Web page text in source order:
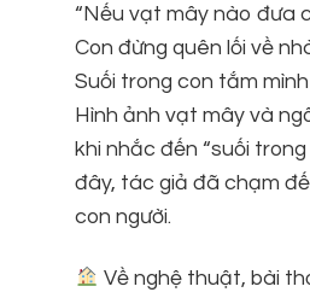
“Nếu vạt mây nào đưa
Con đừng quên lối về
Suối trong con tắm
Hình ảnh vạt mây và
khi nhắc đến “suối
đây, tác giả đã chạm
con người.
Về nghệ thuật, bài